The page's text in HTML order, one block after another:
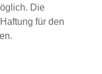
Die
für den